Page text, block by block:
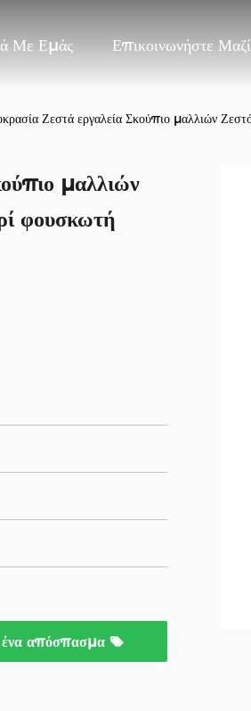
Με Εμάς Επικοινωνήστε
Ζεστά εργαλεία Σκούπιο μαλλιών
μαλλιών
φουσκωτή
ένα απόσπασμα